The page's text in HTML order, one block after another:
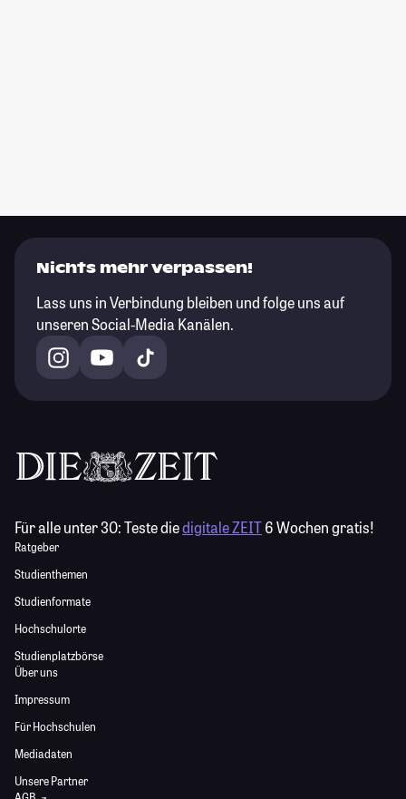
Nichts mehr verpassen!
Lass uns in Verbindung bleiben und folge uns auf
unseren Social-Media Kanälen.
Für alle unter 30:Teste diedigitale ZEIT6 Wochen gratis!
Ratgeber
Studienthemen
Studienformate
Hochschulorte
Studienplatzbörse
Über uns
Impressum
Für Hochschulen
Mediadaten
Unsere Partner